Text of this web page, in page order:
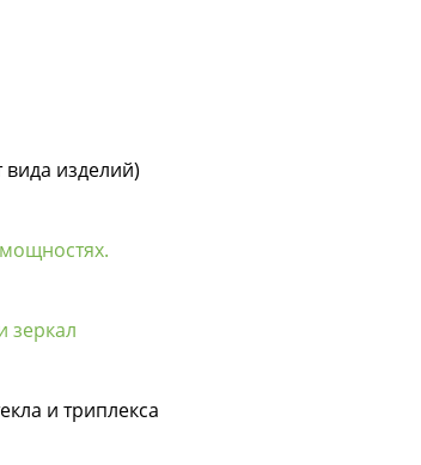
изделий)
зеркал
и триплекса